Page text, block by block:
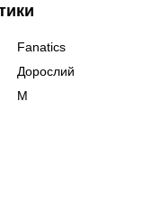
Fanatics
Дорослий
M